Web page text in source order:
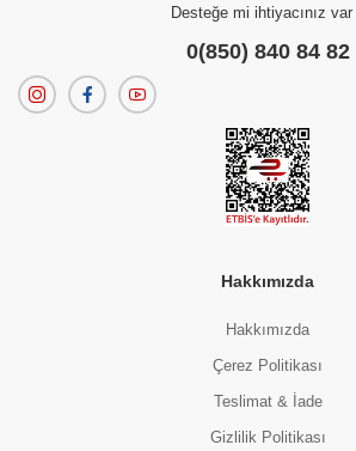
Desteğe mi ihtiyacınız var
0(850) 840 84 82
Hakkımızda
Hakkımızda
Çerez Politikası
Teslimat & İade
Gizlilik Politikası